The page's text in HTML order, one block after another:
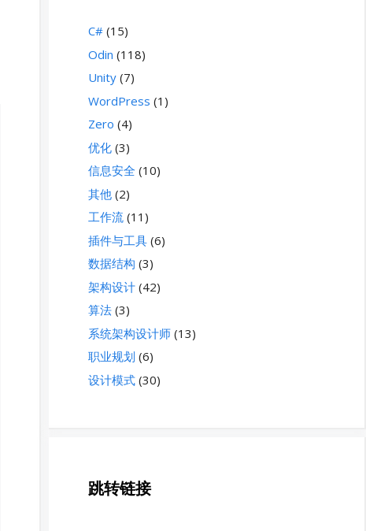
C#(15)
Odin (118)
Unity(7)
WordPress (1)
Zero (4)
优化(3)
信息安全 (10)
其他(2)
工作流(11)
插件与工具(6)
数据结构 (3)
架构设计(42)
算法(3)
系统架构设计师(13)
职业规划 (6)
设计模式(30)
跳转链接